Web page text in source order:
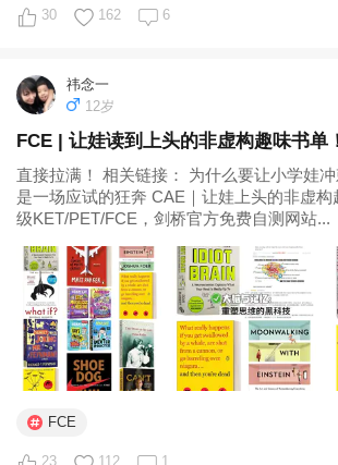
30 162 6
祎念一
12岁
FCE | 让娃读到上头的非虚构趣味书单！
直接拉满！ 相关链接： 为什么要让小学娃
是一场应试的狂奔 CAE｜让娃上头的非虚构
级KET/PET/FCE，剑桥官方免费自测网站...
FCE
23 112 1